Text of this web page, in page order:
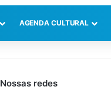
AGENDA CULTURAL
Nossas redes